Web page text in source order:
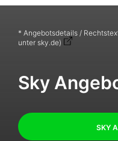
* Angebotsdetails /
unter sky.de)
Sky
SKY